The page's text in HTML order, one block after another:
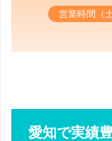
営業時間（
愛知で実績